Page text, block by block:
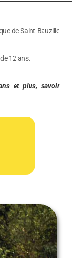
de Saint Bauzille
12 ans.
et plus, savoir